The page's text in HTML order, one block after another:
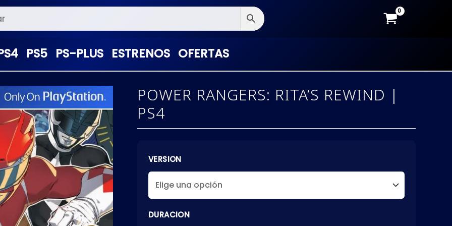
PS5 PS-PLUS ESTRENOS OFERTAS
POWER RANGERS: RITA’S REWIND |
PS4
VERSION
DURACION